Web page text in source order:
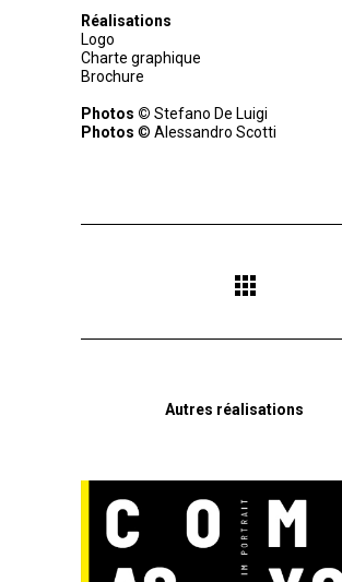
Réalisations
Logo
Charte graphique
Brochure
Photos © Stefano De Luigi
Photos © Alessandro Scotti
Autres réalisations